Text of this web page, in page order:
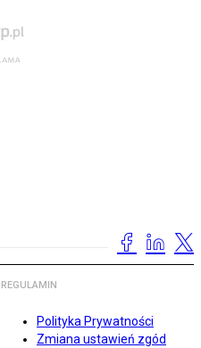
REGULAMIN
Polityka Prywatności
Zmiana ustawień zgód